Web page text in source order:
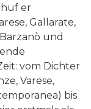
er
Gallarate,
und
vom Dichter
Varese,
bis